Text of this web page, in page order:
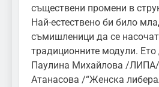
съществени промени в
Най-естествено би било
съмишленици да се
традиционните модули. Ето
Паулина Михайлова /ЛИПА/
Атанасова /“Женска